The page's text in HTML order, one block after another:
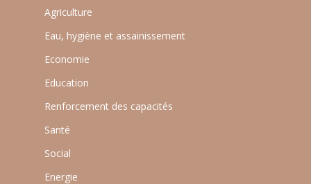
Agriculture
Eau, hygiène et assainissement
Economie
Education
Renforcement des capacités
Santé
Social
Energie